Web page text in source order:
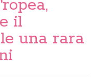
il
una rara